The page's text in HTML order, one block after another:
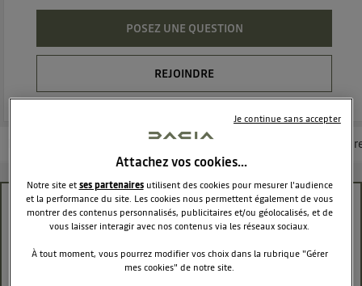
POSEZ UNE QUESTION
REJOINDRE
Les questions de la communauté Les articles Consultez la
Notice complète DACIA DUSTER 2014
Le26 avril 2014à15:12
Attachez vos cookies…
Notre site etses partenairesutilisent des cookies pour mesurer l'audience
et la performance du site. Les cookies nous permettent également de vous
montrer des contenus personnalisés, publicitaires et/ou géolocalisés, et de
vous laisser interagir avec nos contenus via les réseaux sociaux.
À tout moment, vous pourrez modifier vos choix dans la rubrique "Gérer
mes cookies" de notre site.
Je continue sans accepter